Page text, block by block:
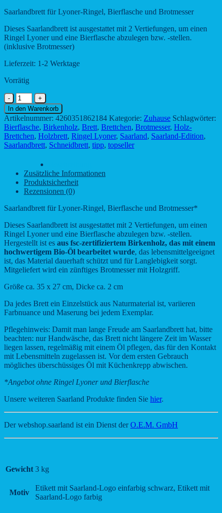
Saarlandbrett für Lyoner-Ringel, Bierflasche und Brotmesser
Dieses Saarlandbrett ist ausgestattet mit 2 Vertiefungen, um einen
Ringel Lyoner und eine Bierflasche abzulegen bzw. -stellen.
(inklusive Brotmesser)
Lieferzeit: 1-2 Werktage
Vorrätig
Saarlandbrett
für
Lyoner-
Ringel,
Bierflasche
und
Brotmesser*
In den Warenkorb
Artikelnummer: 4260351862184 Kategorie: Zuhause Schlagwörter:
Bierflasche, Birkenholz, Brett, Brettchen, Brotmesser, Holz-
Brettchen, Holzbrett, Ringel Lyoner, Saarland, Saarland-Edition,
Saarlandbrett, Schneidbrett, tipp, topseller
Zusätzliche Informationen
Produktsicherheit
Rezensionen (0)
Saarlandbrett für Lyoner-Ringel, Bierflasche und Brotmesser*
Dieses Saarlandbrett ist ausgestattet mit 2 Vertiefungen, um einen
Ringel Lyoner und eine Bierflasche abzulegen bzw. -stellen.
Hergestellt ist es aus fsc-zertifiziertem Birkenholz, das mit einem
hochwertigem Bio-Öl bearbeitet wurde, das lebensmittelgeeignet
ist, das Material dauerhaft schützt und für Langlebigkeit sorgt.
Mitgeliefert wird ein zünftiges Brotmesser mit Holzgriff.
Größe ca. 35 x 27 cm, Dicke ca. 2 cm
Da jedes Brett ein Einzelstück aus Naturmaterial ist, variieren
Farbnuance und Maserung bei jedem Exemplar.
Pflegehinweis: Damit man lange Freude am Saarlandbrett hat, bitte
beachten: nur Handwäsche, das Brett nicht längere Zeit im Wasser
liegen lassen, regelmäßig mit einem Öl pflegen, das für den Kontakt
mit Lebensmitteln zugelassen ist. Vor dem ersten Gebrauch
mögliches überschüssiges Öl mit Küchenkrepp abwischen.
*Angebot ohne Ringel Lyoner und Bierflasche
Unsere weiteren Saarland Produkte finden Sie hier.
Der webshop.saarland ist ein Dienst derO.E.M. GmbH
Gewicht 3 kg
Motiv
Etikett mit Saarland-Logo einfarbig schwarz, Etikett mit
Saarland-Logo farbig